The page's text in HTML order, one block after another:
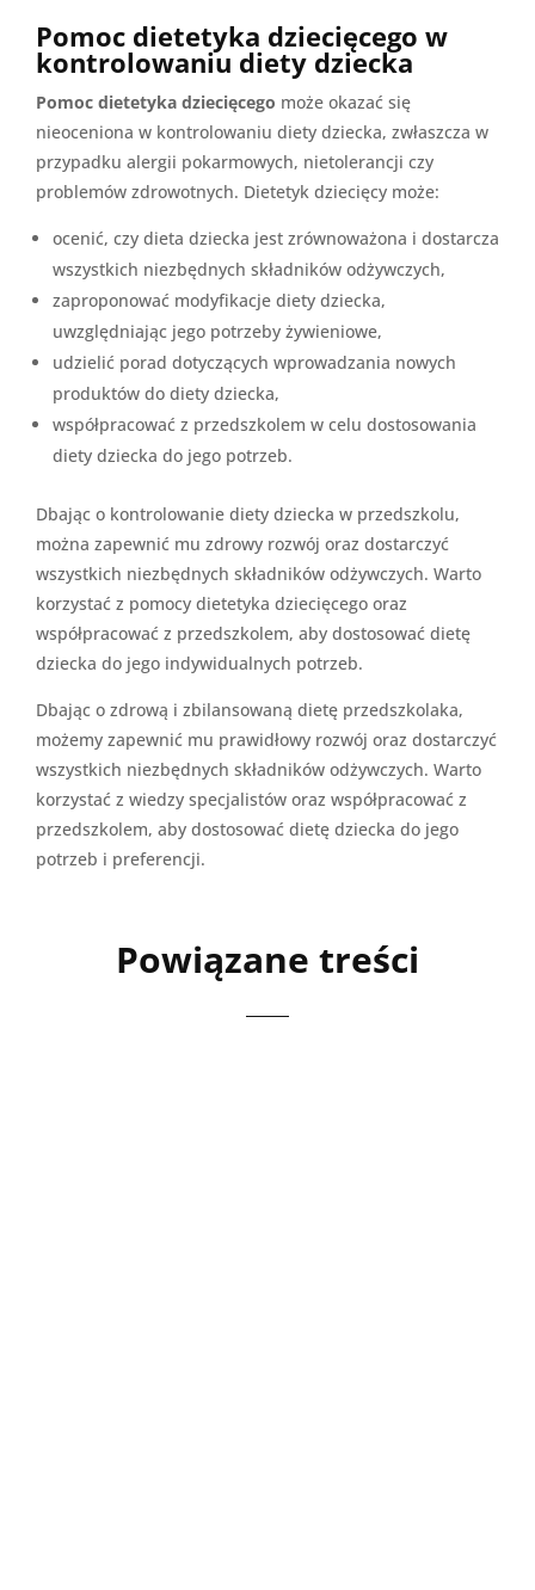
Pomoc dietetyka dziecięcego w
kontrolowaniu diety dziecka
Pomoc dietetyka dziecięcego może okazać się
nieoceniona w kontrolowaniu diety dziecka, zwłaszcza w
przypadku alergii pokarmowych, nietolerancji czy
problemów zdrowotnych. Dietetyk dziecięcy może:
ocenić, czy dieta dziecka jest zrównoważona i dostarcza
wszystkich niezbędnych składników odżywczych,
zaproponować modyfikacje diety dziecka,
uwzględniając jego potrzeby żywieniowe,
udzielić porad dotyczących wprowadzania nowych
produktów do diety dziecka,
współpracować z przedszkolem w celu dostosowania
diety dziecka do jego potrzeb.
Dbając o kontrolowanie diety dziecka w przedszkolu,
można zapewnić mu zdrowy rozwój oraz dostarczyć
wszystkich niezbędnych składników odżywczych. Warto
korzystać z pomocy dietetyka dziecięcego oraz
współpracować z przedszkolem, aby dostosować dietę
dziecka do jego indywidualnych potrzeb.
Dbając o zdrową i zbilansowaną dietę przedszkolaka,
możemy zapewnić mu prawidłowy rozwój oraz dostarczyć
wszystkich niezbędnych składników odżywczych. Warto
korzystać z wiedzy specjalistów oraz współpracować z
przedszkolem, aby dostosować dietę dziecka do jego
potrzeb i preferencji.
Powiązane treści